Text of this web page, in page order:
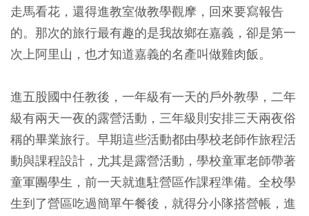
走馬看花，還得進教室做教學觀摩，回來要寫報告
的。那次的旅行最有趣的是我故鄉在嘉義，卻是第一
次上阿里山，也才知道嘉義的名產叫做雞肉飯。
進五股國中任教後，一年級有一天的戶外教學，二年
級有兩天一夜的露營活動，三年級則安排三天兩夜俗
稱的畢業旅行。早期這些活動都由學校老師作旅程活
動與課程設計，尤其是露營活動，學校童軍老師帶著
童軍團學生，前一天就進駐營區作課程準備。全校學
生到了營區吃過簡單午餐後，就得分小隊搭營帳，進